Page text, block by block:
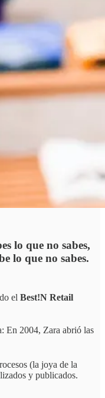
lo que no sabes,
lo que no sabes.
el Best!N Retail
En 2004, Zara abrió las
(la joya de la
y publicados.